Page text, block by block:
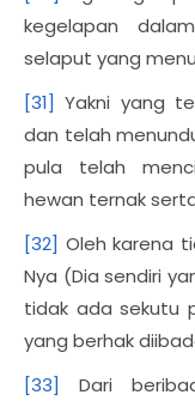
kegelapan
selaput yang
[31] Yakni yang
dan telah
pula telah
hewan ternak
[32] Oleh karena
Nya (Dia sendiri
tidak ada sekutu
yang berhak
[33]
Dari